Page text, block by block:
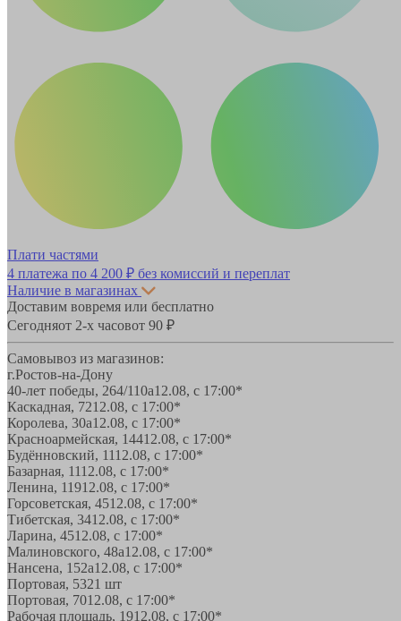
Плати частями
4 платежа по 4 200 ₽ без комиссий и переплат
Наличие в магазинах
Доставим вовремя или бесплатно
Сегодняот 2-х часовот 90 ₽
Самовывоз из магазинов:
г.Ростов-на-Дону
40-лет победы, 264/110а12.08, с 17:00*
Каскадная, 7212.08, с 17:00*
Королева, 30а12.08, с 17:00*
Красноармейская, 14412.08, с 17:00*
Будённовский, 1112.08, с 17:00*
Базарная, 1112.08, с 17:00*
Ленина, 11912.08, с 17:00*
Горсоветская, 4512.08, с 17:00*
Тибетская, 3412.08, с 17:00*
Ларина, 4512.08, с 17:00*
Малиновского, 48а12.08, с 17:00*
Нансена, 152а12.08, с 17:00*
Портовая, 5321 шт
Портовая, 7012.08, с 17:00*
Рабочая площадь, 1912.08, с 17:00*